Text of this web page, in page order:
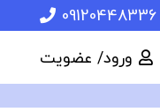
09120448336
ورود/ عضویت